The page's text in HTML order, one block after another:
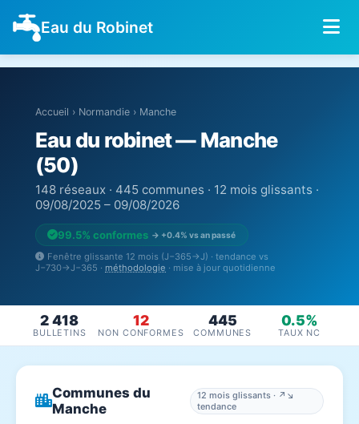
Eau du Robinet
Accueil › Normandie › Manche
Eau du robinet — Manche
(50)
148 réseaux · 445 communes · 12 mois glissants ·
09/08/2025 – 09/08/2026
99.5% conformes → +0.4% vs an passé
Fenêtre glissante 12 mois (J−365→J) · tendance vs
J−730→J−365 · méthodologie · mise à jour quotidienne
2 418
BULLETINS
12
NON CONFORMES
445
COMMUNES
0.5%
TAUX NC
Communes du
Manche
12 mois glissants · ↗↘
tendance